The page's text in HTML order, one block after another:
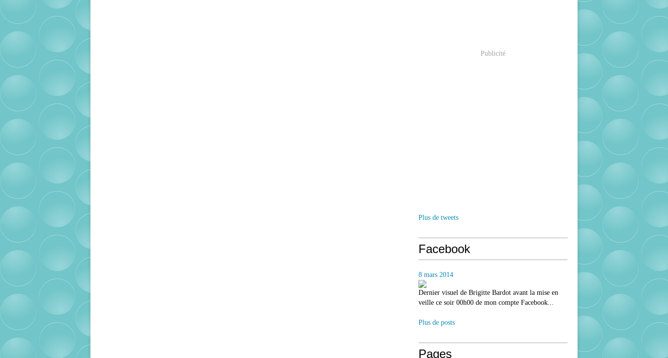
Publicité
Plus de tweets
Facebook
8 mars 2014
Dernier visuel de Brigitte Bardot avant la mise en
veille ce soir 00h00 de mon compte Facebook...
Plus de posts
Pages